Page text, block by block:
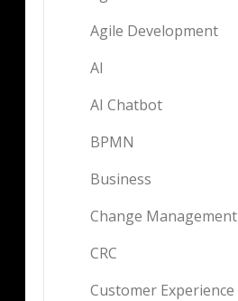
Agile Development
AI
AI Chatbot
BPMN
Business
Change Management
CRC
Customer Experience